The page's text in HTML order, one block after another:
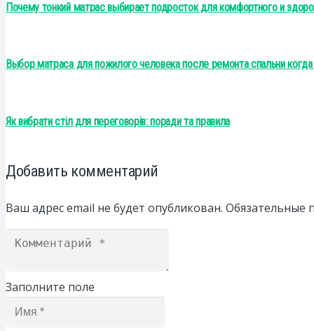
Почему тонкий матрас выбирает подросток для комфортного и
Выбор матраса для пожилого человека после ремонта спальни
Як вибрати стіл для переговорів: поради та правила
Добавить комментарий
Ваш адрес email не будет опубликован. Обязательные
Заполните поле